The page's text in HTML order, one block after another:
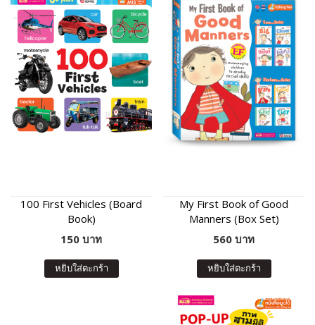
100 First Vehicles (Board
Book)
150 บาท
หยิบใส่ตะกร้า
My First Book of Good
Manners (Box Set)
560 บาท
หยิบใส่ตะกร้า